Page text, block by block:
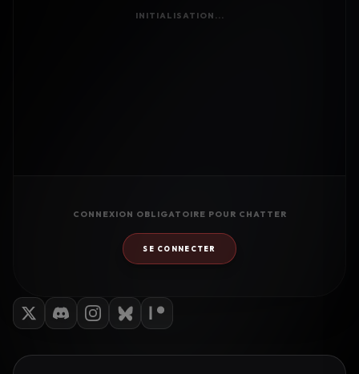
INITIALISATION...
CONNEXION OBLIGATOIRE POUR CHATTER
SE CONNECTER